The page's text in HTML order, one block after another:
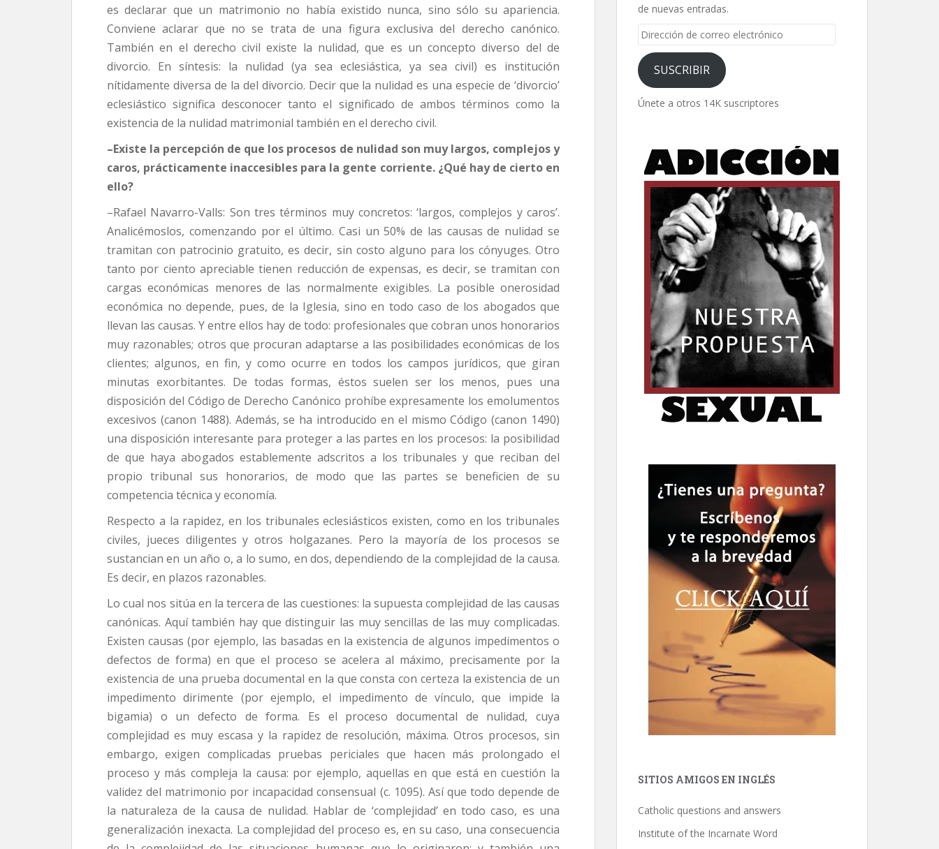
es declarar que un matrimonio no había existido nunca, sino sólo su apariencia.
Conviene aclarar que no se trata de una figura exclusiva del derecho canónico.
También en el derecho civil existe la nulidad, que es un concepto diverso del de
divorcio. En síntesis: la nulidad (ya sea eclesiástica, ya sea civil) es institución
nítidamente diversa de la del divorcio. Decir que la nulidad es una especie de ‘divorcio’
eclesiástico significa desconocer tanto el significado de ambos términos como la
existencia de la nulidad matrimonial también en el derecho civil.
–Existe la percepción de que los procesos de nulidad son muy largos, complejos y
caros, prácticamente inaccesibles para la gente corriente. ¿Qué hay de cierto en
ello?
–Rafael Navarro-Valls: Son tres términos muy concretos: ‘largos, complejos y caros’.
Analicémoslos, comenzando por el último. Casi un 50% de las causas de nulidad se
tramitan con patrocinio gratuito, es decir, sin costo alguno para los cónyuges. Otro
tanto por ciento apreciable tienen reducción de expensas, es decir, se tramitan con
cargas económicas menores de las normalmente exigibles. La posible onerosidad
económica no depende, pues, de la Iglesia, sino en todo caso de los abogados que
llevan las causas. Y entre ellos hay de todo: profesionales que cobran unos honorarios
muy razonables; otros que procuran adaptarse a las posibilidades económicas de los
clientes; algunos, en fin, y como ocurre en todos los campos jurídicos, que giran
minutas exorbitantes. De todas formas, éstos suelen ser los menos, pues una
disposición del Código de Derecho Canónico prohíbe expresamente los emolumentos
excesivos (canon 1488). Además, se ha introducido en el mismo Código (canon 1490)
una disposición interesante para proteger a las partes en los procesos: la posibilidad
de que haya abogados establemente adscritos a los tribunales y que reciban del
propio tribunal sus honorarios, de modo que las partes se beneficien de su
competencia técnica y economía.
Respecto a la rapidez, en los tribunales eclesiásticos existen, como en los tribunales
civiles, jueces diligentes y otros holgazanes. Pero la mayoría de los procesos se
sustancian en un año o, a lo sumo, en dos, dependiendo de la complejidad de la causa.
Es decir, en plazos razonables.
Lo cual nos sitúa en la tercera de las cuestiones: la supuesta complejidad de las causas
canónicas. Aquí también hay que distinguir las muy sencillas de las muy complicadas.
Existen causas (por ejemplo, las basadas en la existencia de algunos impedimentos o
defectos de forma) en que el proceso se acelera al máximo, precisamente por la
existencia de una prueba documental en la que consta con certeza la existencia de un
impedimento dirimente (por ejemplo, el impedimento de vínculo, que impide la
bigamia) o un defecto de forma. Es el proceso documental de nulidad, cuya
complejidad es muy escasa y la rapidez de resolución, máxima. Otros procesos, sin
embargo, exigen complicadas pruebas periciales que hacen más prolongado el
proceso y más compleja la causa: por ejemplo, aquellas en que está en cuestión la
validez del matrimonio por incapacidad consensual (c. 1095). Así que todo depende de
la naturaleza de la causa de nulidad. Hablar de ‘complejidad’ en todo caso, es una
generalización inexacta. La complejidad del proceso es, en su caso, una consecuencia
de nuevas entradas.
Dirección
correo
electrónico
SUSCRIBIR
Únete a otros 14K suscriptores
SITIOS AMIGOS EN INGLÉS
Catholic questions and answers
Institute of the Incarnate Word